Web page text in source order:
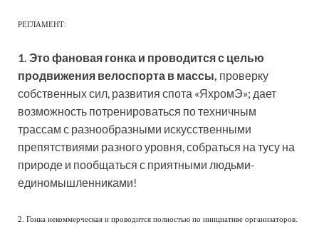
РЕГЛАМЕНТ:
1. Это фановая гонка и проводится с целью
продвижения велоспорта в массы, проверку
собственных сил, развития спота «ЯхромЭ»; дает
возможность потренироваться по техничным
трассам с разнообразными искусственными
препятствиями разного уровня, собраться на тусу на
природе и пообщаться с приятными людьми-
единомышленниками!
2. Гонка некоммерческая и проводится полностью по инициативе организаторов.